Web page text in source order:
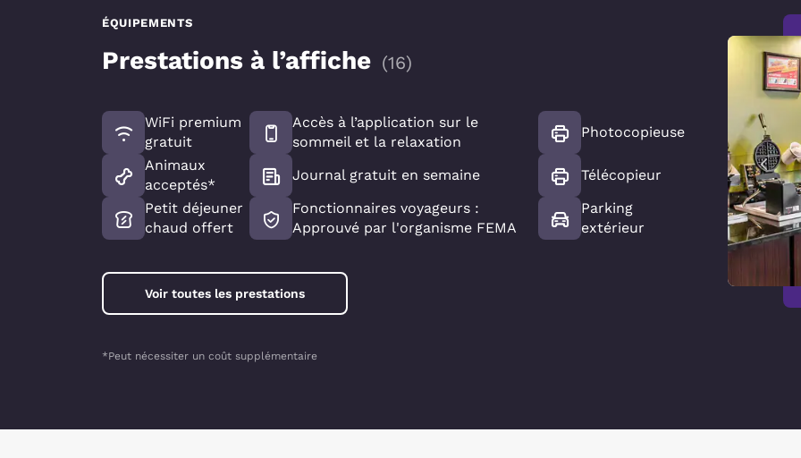
ÉQUIPEMENTS
Prestations à l’affiche (16)
WiFi premium
gratuit
Animaux
acceptés*
Petit déjeuner
chaud offert
Accès à l’application sur le
sommeil et la relaxation
Journal gratuit en semaine
Fonctionnaires voyageurs :
Approuvé par l'organisme FEMA
Photocopieuse
Télécopieur
Parking
extérieur
Voir toutes les prestations
*Peut nécessiter un coût supplémentaire